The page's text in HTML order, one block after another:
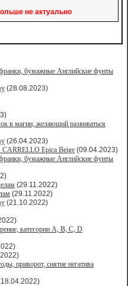
не актуально
бумажные Английские фунты
(28.08.2023)
в магии, желающий развиваться
(26.04.2023)
CARRELLO Epica Beige (09.04.2023)
бумажные Английские фунты
(29.11.2022)
(29.11.2022)
(21.10.2022)
категории A, B, C, D
приворот, снятие негатива